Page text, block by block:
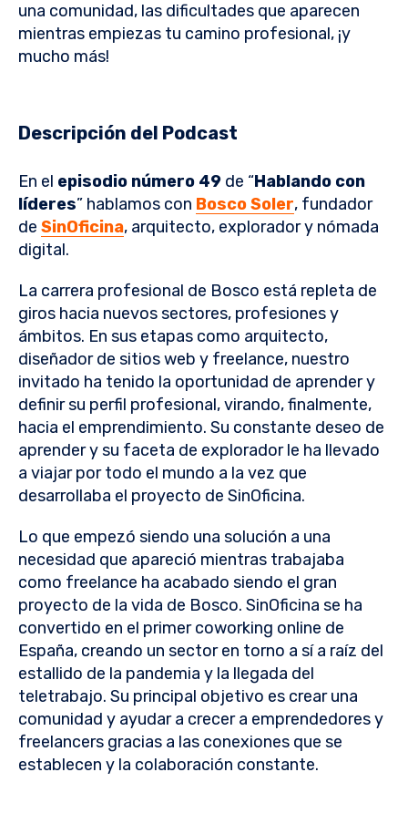
una comunidad, las dificultades que aparecen
mientras empiezas tu camino profesional, ¡y
mucho más!
Descripción del Podcast
En el episodio número 49 de “Hablando con
líderes” hablamos con Bosco Soler, fundador
de SinOficina, arquitecto, explorador y nómada
digital.
La carrera profesional de Bosco está repleta de
giros hacia nuevos sectores, profesiones y
ámbitos. En sus etapas como arquitecto,
diseñador de sitios web y freelance, nuestro
invitado ha tenido la oportunidad de aprender y
definir su perfil profesional, virando, finalmente,
hacia el emprendimiento. Su constante deseo de
aprender y su faceta de explorador le ha llevado
a viajar por todo el mundo a la vez que
desarrollaba el proyecto de SinOficina.
Lo que empezó siendo una solución a una
necesidad que apareció mientras trabajaba
como freelance ha acabado siendo el gran
proyecto de la vida de Bosco. SinOficina se ha
convertido en el primer coworking online de
España, creando un sector en torno a sí a raíz del
estallido de la pandemia y la llegada del
teletrabajo. Su principal objetivo es crear una
comunidad y ayudar a crecer a emprendedores y
freelancers gracias a las conexiones que se
establecen y la colaboración constante.